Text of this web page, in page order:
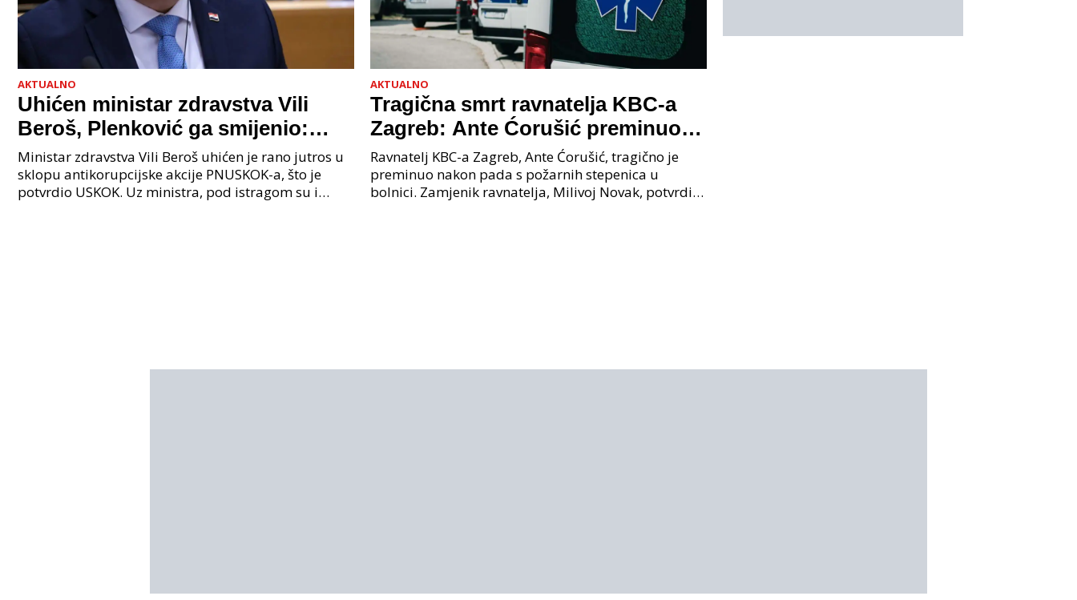
AKTUALNO
Uhićen ministar zdravstva Vili
Beroš, Plenković ga smijenio:
Istraga USKOK-a zbog korupcije
Ministar zdravstva Vili Beroš uhićen je rano jutros u
sklopu antikorupcijske akcije PNUSKOK-a, što je
potvrdio USKOK. Uz ministra, pod istragom su i
AKTUALNO
Tragična smrt ravnatelja KBC-a
Zagreb: Ante Ćorušić preminuo
nakon pada u bolnici, policija na
mjestu događaja
Ravnatelj KBC-a Zagreb, Ante Ćorušić, tragično je
preminuo nakon pada s požarnih stepenica u
bolnici. Zamjenik ravnatelja, Milivoj Novak, potvrdio